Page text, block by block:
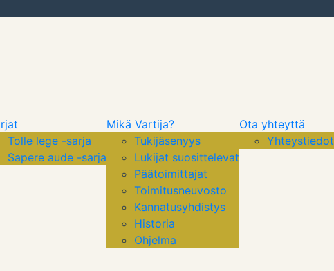
Tolle lege -sarja
Sapere aude -sarja
Mikä Vartija?
Tukijäsenyys
Lukijat suosittelevat
Päätoimittajat
Toimitusneuvosto
Kannatusyhdistys
Historia
Ohjelma
Ota yhteyttä
Yhteystiedot